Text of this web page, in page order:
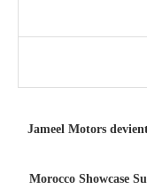
Jameel Motors
Morocco Showcase